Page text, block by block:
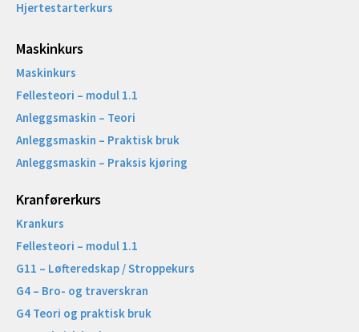
Hjertestarterkurs
Maskinkurs
Maskinkurs
Fellesteori – modul 1.1
Anleggsmaskin – Teori
Anleggsmaskin – Praktisk bruk
Anleggsmaskin – Praksis kjøring
Kranførerkurs
Krankurs
Fellesteori – modul 1.1
G11 – Løfteredskap / Stroppekurs
G4 – Bro- og traverskran
G4 Teori og praktisk bruk